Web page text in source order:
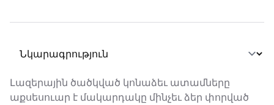
Ընտրել տաբ
Նկարագրություն
Լազերային ծածկված կոնաձեւ ատամները
աքսեսուար է մակարդակը մինչեւ ձեր փորված